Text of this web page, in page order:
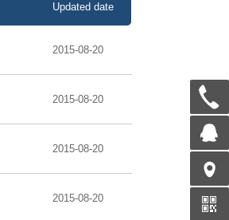
Updated date
2015-08-20
2015-08-20
2015-08-20
2015-08-20